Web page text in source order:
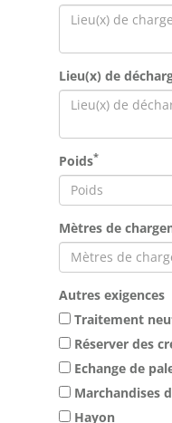
Lieu(x) de
Poids*
Mètres de
Autres exigences
Traitement
Réserver des
Echange de
Marchandises
Hayon